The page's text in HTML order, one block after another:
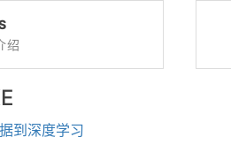
绍
到深度学习